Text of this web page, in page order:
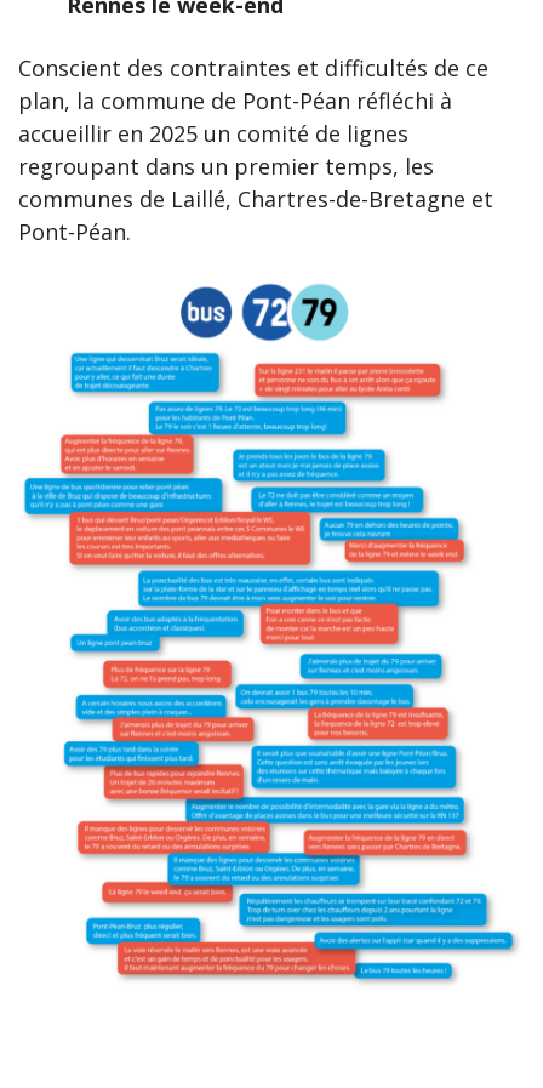
Conscient des contraintes et difficultés de ce
plan, la commune de Pont-Péan réfléchi à
accueillir en 2025 un comité de lignes
regroupant dans un premier temps, les
communes de Laillé, Chartres-de-Bretagne et
Pont-Péan.